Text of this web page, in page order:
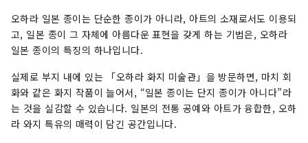
오하라 일본 종이는 단순한 종이가 아니라, 아트의 소재로서도 이용되
고, 일본 종이 그 자체에 아름다운 표현을 갖게 하는 기법은, 오하라
일본 종이의 특징의 하나입니다.
실제로 부지 내에 있는 「오하라 화지 미술관」을 방문하면, 마치 회
화와 같은 화지 작품이 늘어서, “일본 종이는 단지 종이가 아니다”라
는 것을 실감할 수 있습니다. 일본의 전통 공예와 아트가 융합한, 오하
라 와지 특유의 매력이 담긴 공간입니다.